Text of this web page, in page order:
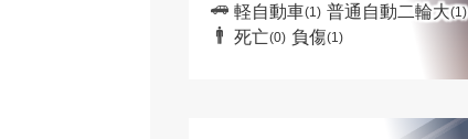
軽自動車(1) 普通自動二輪大(1)
死亡(0) 負傷(1)